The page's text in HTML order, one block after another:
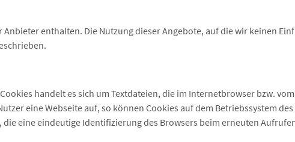
enthalten. Die Nutzung dieser Angebote, auf die wir keinen
handelt es sich um Textdateien, die im Internetbrowser bzw.
eine Webseite auf, so können Cookies auf dem Betriebssystem
eine eindeutige Identifizierung des Browsers beim erneuten